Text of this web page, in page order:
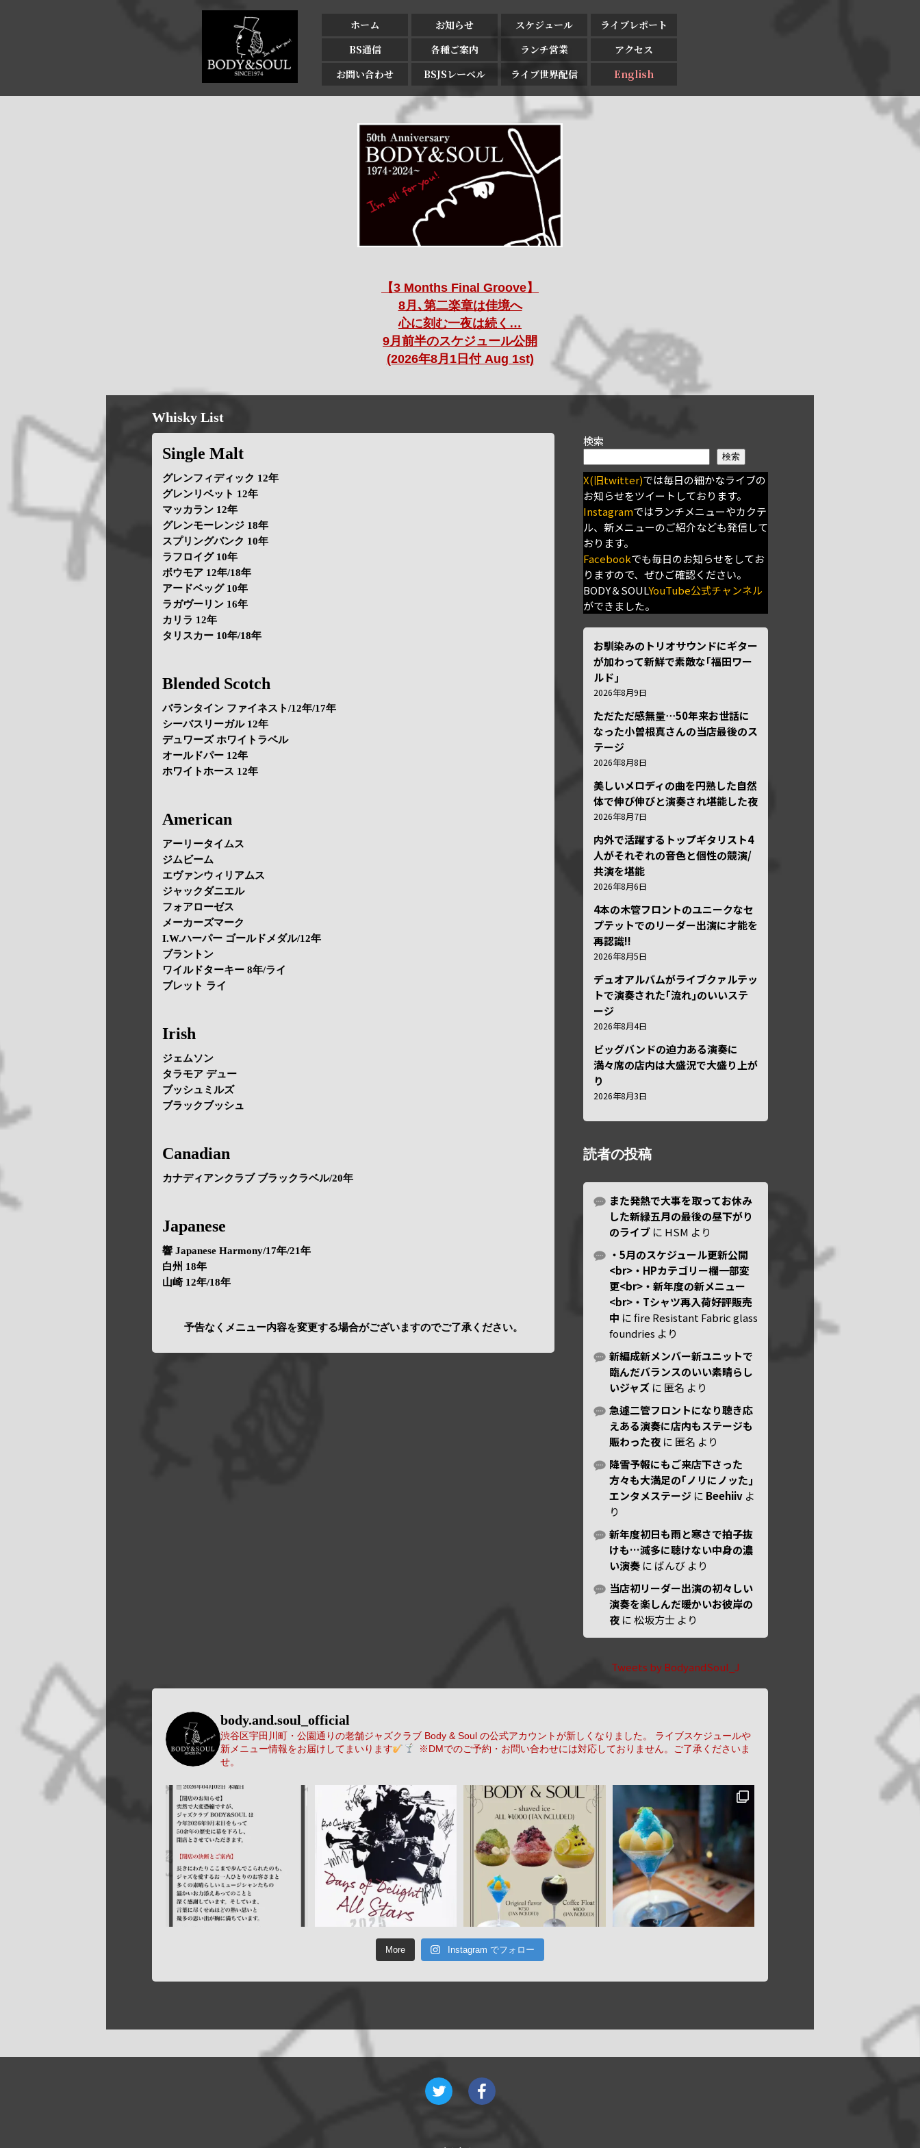
ホーム お知らせ スケジュール
ライブレポート
BS通信
各種ご案内 ランチ営業
アクセス
お問い合わせ
BSJSレーベル ライブ世界配信 English
【3 Months Final Groove】
8月､第二楽章は佳境へ
心に刻む一夜は続く…
9月前半のスケジュール公開
(2026年8月1日付 Aug 1st)
Whisky List
Single Malt
グレンフィディック 12年
グレンリベット 12年
マッカラン 12年
グレンモーレンジ 18年
スプリングバンク 10年
ラフロイグ 10年
ボウモア 12年/18年
アードベッグ 10年
ラガヴーリン 16年
カリラ 12年
タリスカー 10年/18年
Blended Scotch
バランタイン ファイネスト/12年/17年
シーバスリーガル 12年
デュワーズ ホワイトラベル
オールドパー 12年
ホワイトホース 12年
American
アーリータイムス
ジムビーム
エヴァンウィリアムス
ジャックダニエル
フォアローゼス
メーカーズマーク
I.W.ハーパー ゴールドメダル/12年
ブラントン
ワイルドターキー 8年/ライ
ブレット ライ
Irish
ジェムソン
タラモア デュー
ブッシュミルズ
ブラックブッシュ
Canadian
カナディアンクラブ ブラックラベル/20年
Japanese
響 Japanese Harmony/17年/21年
白州 18年
山崎 12年/18年
予告なくメニュー内容を変更する場合がございますのでご了承ください。
検索
検索
X(旧twitter)では毎日の細かなライブの
お知らせをツイートしております。
Instagramではランチメニューやカクテ
ル、新メニューのご紹介なども発信して
おります。
Facebookでも毎日のお知らせをしてお
りますので、ぜひご確認ください。
BODY＆SOULYouTube公式チャンネル
ができました。
お馴染みのトリオサウンドにギター
が加わって新鮮で素敵な｢福田ワー
ルド｣
2026年8月9日
ただただ感無量⋯50年来お世話に
なった小曽根真さんの当店最後のス
テージ
2026年8月8日
美しいメロディの曲を円熟した自然
体で伸び伸びと演奏され堪能した夜
2026年8月7日
内外で活躍するトップギタリスト4
人がそれぞれの音色と個性の競演/
共演を堪能
2026年8月6日
4本の木管フロントのユニークなセ
プテットでのリーダー出演に才能を
再認識!!
2026年8月5日
デュオアルバムがライブクァルテッ
トで演奏された｢流れ｣のいいステ
ージ
2026年8月4日
ビッグバンドの迫力ある演奏に
満々席の店内は大盛況で大盛り上が
り
2026年8月3日
読者の投稿
また発熱で大事を取ってお休み
した新緑五月の最後の昼下がり
のライブ に HSM より
・5月のスケジュール更新公開
<br>・HPカテゴリー欄一部変
更<br>・新年度の新メニュー
<br>・Tシャツ再入荷好評販売
中 にfire Resistant Fabric glass
foundries より
新編成新メンバー新ユニットで
臨んだバランスのいい素晴らし
いジャズ に 匿名 より
急遽二管フロントになり聴き応
えある演奏に店内もステージも
賑わった夜 に 匿名 より
降雪予報にもご来店下さった
方々も大満足の｢ノリにノッた｣
エンタメステージ に Beehiiv よ
り
新年度初日も雨と寒さで拍子抜
けも…滅多に聴けない中身の濃
い演奏 に ばんび より
当店初リーダー出演の初々しい
演奏を楽しんだ暖かいお彼岸の
夜 に松坂方士 より
Tweets by BodyandSoul_J
body.and.soul_official
渋谷区宇田川町・公園通りの老舗ジャズクラブ Body & Soul の公式アカウントが新しくなりました。
ライブスケジュールや
新メニュー情報をお届けしてまいります
※DMでのご予約・お問い合わせには対応しておりません。ご了承くださいま
せ。
More Instagram でフォロー